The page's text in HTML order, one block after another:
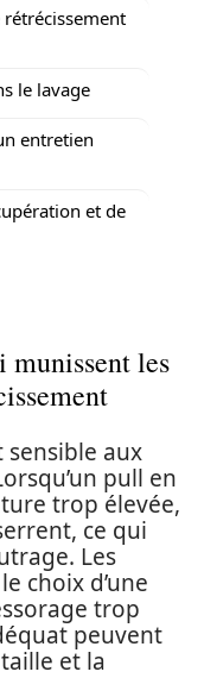
le lavage
entretien
et de
munissent les
aux
pull en
trop élevée,
ce qui
Les
choix d’une
trop
peuvent
et la